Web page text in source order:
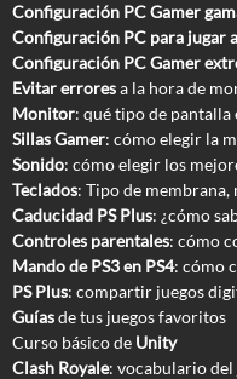
Configuración PC Gamer
Configuración PC para jugar
Configuración PC Gamer
Evitar erroresa la hora de
Monitor: qué tipo de pantalla
Sillas Gamer: cómo elegir la
Sonido: cómo elegir los
Teclados: Tipo de
Caducidad PS Plus: ¿cómo
Controles parentales: cómo
Mando de PS3 en PS4: cómo
PS Plus: compartir juegos
Guíasde tus juegos favoritos
Curso básico de Unity
Clash Royale: vocabulario del